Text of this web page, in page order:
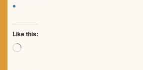
Like this:
Loading…